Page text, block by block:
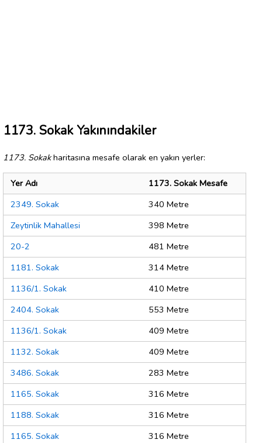
1173. Sokak Yakınındakiler
1173. Sokakharitasına mesafe olarak en yakın yerler:
Yer Adı
1173. Sokak Mesafe
2349. Sokak
340 Metre
Zeytinlik Mahallesi
398 Metre
20-2
481 Metre
1181. Sokak
314 Metre
1136/1. Sokak
410 Metre
2404. Sokak
553 Metre
1136/1. Sokak
409 Metre
1132. Sokak
409 Metre
3486. Sokak
283 Metre
1165. Sokak
316 Metre
1188. Sokak
316 Metre
1165. Sokak
316 Metre